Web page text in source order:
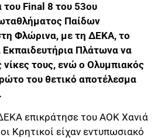
Final 8 του 53ου
Παίδων
Φλώρινα, με τη ΔΕΚΑ, το
Εκπαιδευτήρια Πλάτωνα να
νίκες τους, ενώ ο Ολυμπιακός
του θετικό αποτέλεσμα
επικράτησε του ΑΟΚ Χανιά
Κρητικοί είχαν εντυπωσιακό